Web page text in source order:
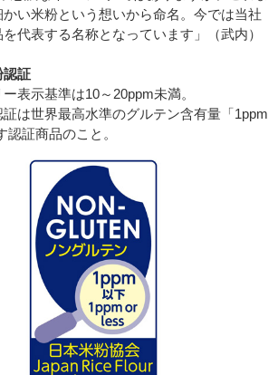
い米粉という想いから命名。今では当社
代表する名称となっています」（武内）
証
表示基準は10～20ppm未満。
は世界最高水準のグルテン含有量「1ppm
認証商品のこと。